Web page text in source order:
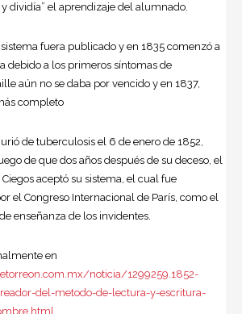
y dividía” el aprendizaje del alumnado.
fuera publicado y en 1835 comenzó a
debido a los primeros síntomas de
aún no se daba por vencido y en 1837,
completo
de tuberculosis el 6 de enero de 1852,
de que dos años después de su deceso, el
aceptó su sistema, el cual fue
el Congreso Internacional de París, como el
enseñanza de los invidentes.
en
noticia/1299259.1852-
del-metodo-de-lectura-y-escritura-